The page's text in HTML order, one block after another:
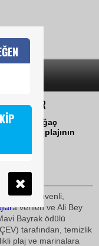
Kızılağaç
plajının
güvenli,
a verilen ve Ali Bey
Bayrak ödülü
tarafından, temizlik
plaj ve marinalara